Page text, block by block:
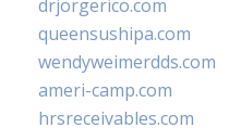
drjorgerico.com
queensushipa.com
wendyweimerdds.com
ameri-camp.com
hrsreceivables.com